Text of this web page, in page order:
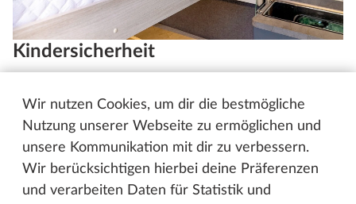
Wir nutzen Cookies, um dir die bestmögliche
Nutzung unserer Webseite zu ermöglichen und
unsere Kommunikation mit dir zu verbessern.
Wir berücksichtigen hierbei deine Präferenzen
und verarbeiten Daten für Statistik und
Kindersicherheit
Rausfallschutz für die oberen Kinderbetten oder
Alkoven - für ruhige und sichere Nächte für die
Kleinsten und die Großen.